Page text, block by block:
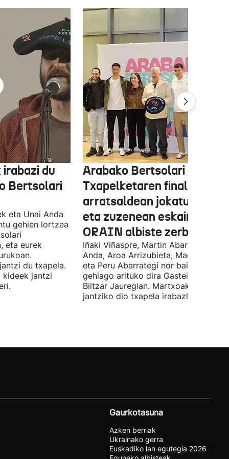
du
Bertsolari
eta Unai Anda
gehien lortzea
eta eurek
du txapela.
jantzi
Arabako Bertsolari
Txapelketaren finala gaur
arratsaldean jokatuko da
eta zuzenean eskainiko du
ORAIN albiste zerbitzuak
Iñaki Viñaspre, Martin Abarrategi,
Anda, Aroa Arrizubieta, Maddi Agirre
eta Peru Abarrategi nor baino nor
gehiago arituko dira Gasteizen,
Biltzar Jauregian. Martxoak 3
jantziko dio txapela irabazleari.
Gaurkotasuna
Azken berriak
Ukrainako gerra
Euskadiko lan egutegia 2026